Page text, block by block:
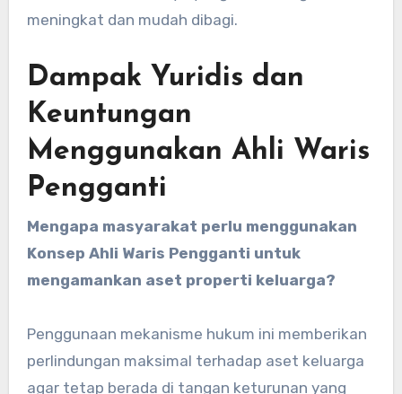
meningkat dan mudah dibagi.
Dampak Yuridis dan
Keuntungan
Menggunakan Ahli Waris
Pengganti
Mengapa masyarakat perlu menggunakan
Konsep Ahli Waris Pengganti untuk
mengamankan aset properti keluarga?
Penggunaan mekanisme hukum ini memberikan
perlindungan maksimal terhadap aset keluarga
agar tetap berada di tangan keturunan yang